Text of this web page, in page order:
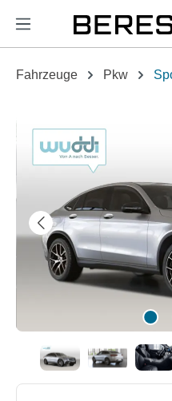
springen
Fahrzeuge Pkw
Bildergalerie überspringen